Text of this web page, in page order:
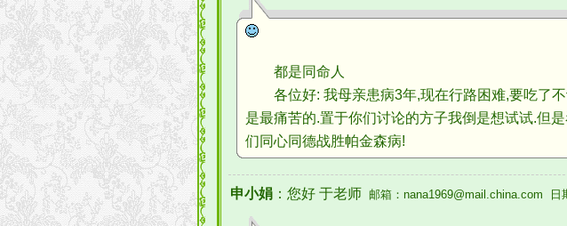
都是同命人
各位好: 我母亲患病3年,现在行路困难,要吃了不
是最痛苦的.置于你们讨论的方子我倒是想试试.但
们同心同德战胜帕金森病!
申小娟 ：您好 于老师 邮箱：nana1969@mail.china.com 日